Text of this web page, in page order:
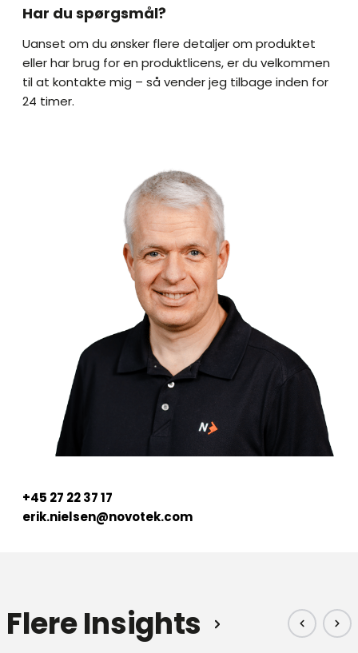
A
Har du spørgsmål?
Uanset om du ønsker flere detaljer om produktet
eller har brug for en produktlicens, er du velkommen
til at kontakte mig – så vender jeg tilbage inden for
24 timer.
+45 27 22 37 17
erik.nielsen@novotek.com
Flere Insights